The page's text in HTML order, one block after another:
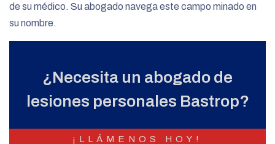
de su médico. Su abogado navega este campo minado en
su nombre.
¿Necesita un abogado de
lesiones personales Bastrop?
¡LLÁMENOS HOY!